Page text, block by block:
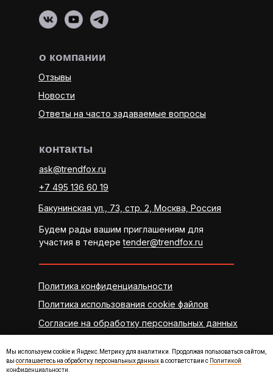
Мы используем cookie и Яндекс.Метрику для аналитики. Продолжая пользоваться сайтом,
вы соглашаетесь на обработку персональных данных в соответствии с Политикой
конфиденциальности.
контакты
о компании
Будем рады вашим приглашениям для
участия в тендереtender@trendfox.ru
Бакунинская ул., 73, стр. 2, Москва, Россия
+7 495 136 60 19
ask@trendfox.ru
Согласие на обработку персональных данных
Политика использования cookie файлов
Политика конфиденциальности
Ответы на часто задаваемые вопросы
Новости
Отзывы